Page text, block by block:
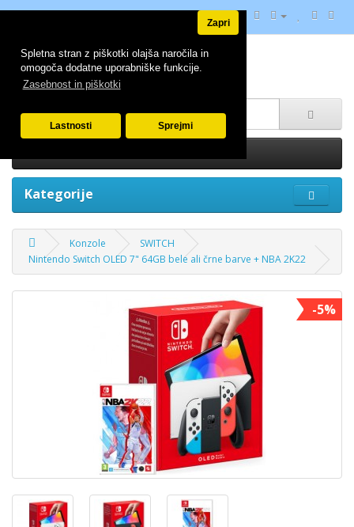
Spletna stran z piškotki olajša naročila in
omogoča dodatne uporabniške funkcije.
Zasebnost in piškotki
Zapri
Lastnosti Sprejmi
Kategorije
Konzole
SWITCH
Nintendo Switch OLED 7" 64GB bele ali črne barve + NBA 2K22
-5%